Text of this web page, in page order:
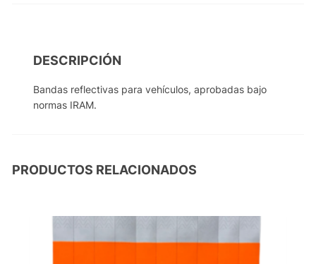
DESCRIPCIÓN
Bandas reflectivas para vehículos, aprobadas bajo
normas IRAM.
PRODUCTOS RELACIONADOS